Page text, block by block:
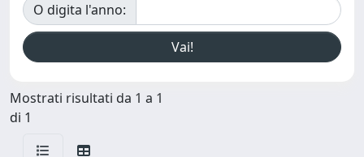
O digita l'anno:
Mostrati risultati da 1 a 1
di 1